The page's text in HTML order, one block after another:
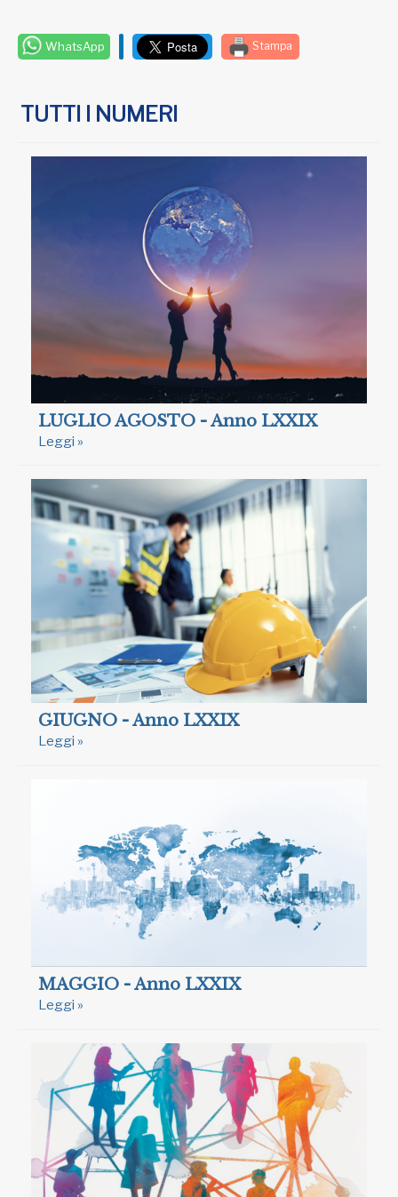
WhatsApp Stampa
TUTTI I NUMERI
LUGLIO AGOSTO - Anno LXXIX
Leggi »
GIUGNO - Anno LXXIX
Leggi »
MAGGIO - Anno LXXIX
Leggi »